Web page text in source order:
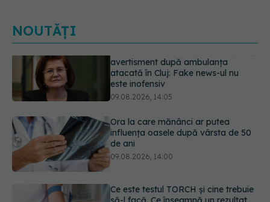
NOUTĂȚI
Ora la care mănânci ar putea
influența oasele după vârsta de 50
de ani
Ce este testul TORCH și cine trebuie
să-l facă. Ce înseamnă un rezultat
pozitiv